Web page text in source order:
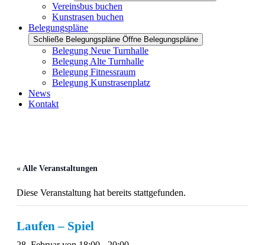
Vereinsbus buchen
Kunstrasen buchen
Belegungspläne
Schließe Belegungspläne Öffne Belegungspläne
Belegung Neue Turnhalle
Belegung Alte Turnhalle
Belegung Fitnessraum
Belegung Kunstrasenplatz
News
Kontakt
« Alle Veranstaltungen
Diese Veranstaltung hat bereits stattgefunden.
Laufen – Spiel